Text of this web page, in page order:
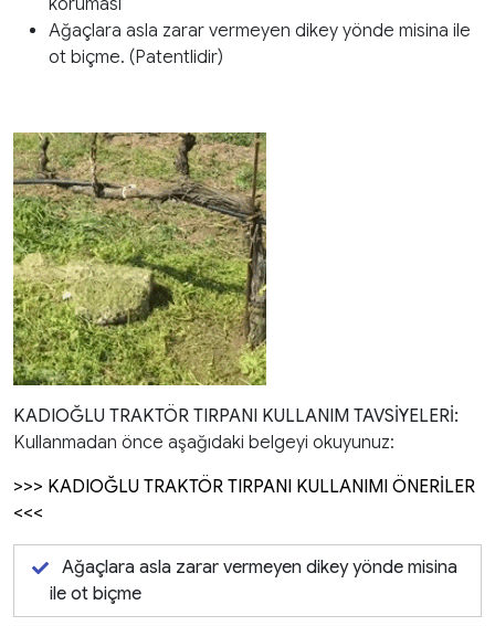
Ağaçlara asla zarar vermeyen dikey yönde misina ile
ot biçme. (Patentlidir)
KADIOĞLU TRAKTÖR TIRPANI KULLANIM TAVSİYELERİ:
Kullanmadan önce aşağıdaki belgeyi okuyunuz:
>>> KADIOĞLU TRAKTÖR TIRPANI KULLANIMI ÖNERİLER
<<<
Ağaçlara asla zarar vermeyen dikey yönde misina
ile ot biçme